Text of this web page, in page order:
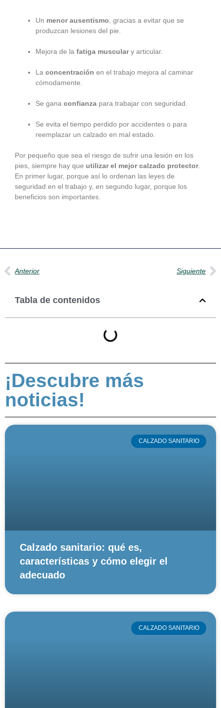
Un menor ausentismo , gracias a evitar que se
produzcan lesiones del pie.
Mejora de la fatiga musculary articular.
La concentración en el trabajo mejora al caminar
cómodamente.
Se gana confianza para trabajar con seguridad.
Se evita el tiempo perdido por accidentes o para
reemplazar un calzado en mal estado.
Por pequeño que sea el riesgo de sufrir una lesión en los
pies, siempre hay que utilizar el mejor calzado protector.
En primer lugar, porque así lo ordenan las leyes de
seguridad en el trabajo y, en segundo lugar, porque los
beneficios son importantes.
Ant
Anterior Siguiente
Tabla de contenidos
¡Descubre más
noticias!
CALZADO SANITARIO
Calzado sanitario: qué es,
características y cómo elegir el
adecuado
CALZADO SANITARIO